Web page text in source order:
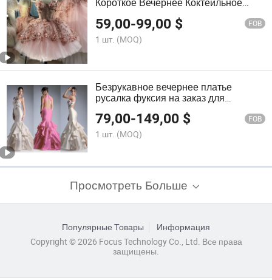
59,00-99,00 $ FOB
1 шт. (MOQ)
Безрукавное вечернее платье
русалка фуксия на заказ для
выпускного вечера E52712
79,00-149,00 $ FOB
1 шт. (MOQ)
Просмотреть Больше
Популярные Товары
Информация
Copyright © 2026 Focus Technology Co., Ltd. Все права
защищены.